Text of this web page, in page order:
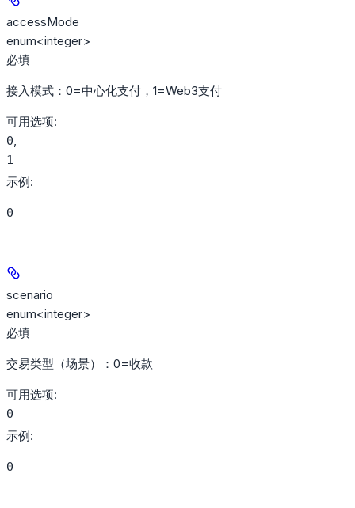
accessMode
enum<integer>
必填
接入模式：0=中心化支付，1=Web3支付
可用选项:
0
1
示例:
0
scenario
enum<integer>
必填
交易类型（场景）：0=收款
可用选项:
0
示例:
0